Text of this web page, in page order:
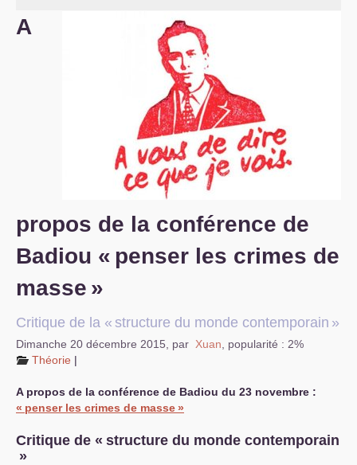
S’organiser
A
propos de la conférence de
Badiou « penser les crimes de
masse »
Critique de la « structure du monde contemporain »
Dimanche 20 décembre 2015 par Xuan
popularité : 2%
Théorie |
A propos de la conférence de Badiou du 23 novembre :
« penser les crimes de masse»
Critique de « structure du monde contemporain
»